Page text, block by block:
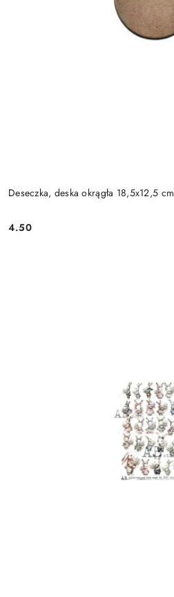
Deseczka, deska okrągła 18,5x12,5 cm
Cena:
4.50